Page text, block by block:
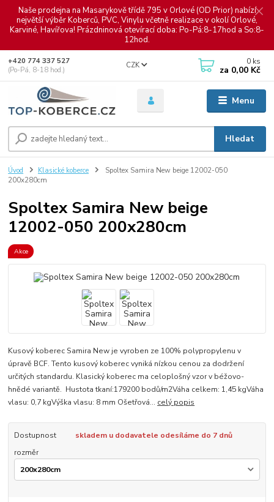
Naše prodejna na Masarykově třídě 795 v Orlové (OD Prior) nabízí
největší výběr Koberců, PVC, Vinylu včetně realizace v okolí Orlové,
Karviné, Havířova! Prázdninová otevírací doba: Po-Pá:8-17hod a So:8-
12hod.
Menu
CZK
Hledat
+420 774 337 527
(Po-Pá, 8-18 hod.)
0 ks
za 0,00 Kč
Úvod Klasické koberce
Spoltex Samira New beige 12002-050
200x280cm
Spoltex Samira New beige
12002-050 200x280cm
Akce
Kusový koberec Samira New je vyroben ze 100% polypropylenu v
úpravě BCF. Tento kusový koberec vyniká nízkou cenou za dodržení
určitých standardu. Klasický koberec ma celoplošný vzor v béžovo-
hnědé variantě. Hustota tkaní:179200 bodů/m2Váha celkem: 1,45 kgVáha
vlasu: 0,7 kgVýška vlasu: 8 mm Ošetřová... celý popis
Dostupnost
skladem u dodavatele odesíláme do 7 dnů
rozměr